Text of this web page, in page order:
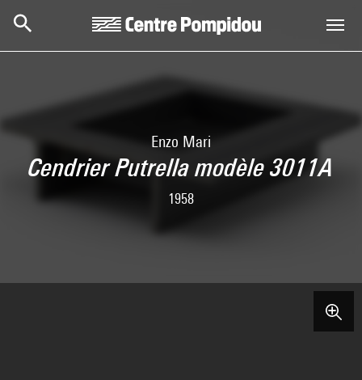
Enzo Mari
Cendrier Putrella modèle 3011A
1958